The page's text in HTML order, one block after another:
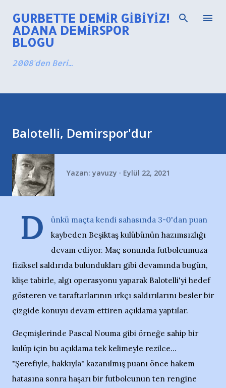
Ana içeriğe atla
GURBETTE DEMIR GIBIYIZ!
ADANA DEMIRSPOR
BLOGU
2008'den Beri...
Balotelli, Demirspor'dur
Yazan: yavuzy Eylül 22, 2021
D
ünkü maçta kendi sahasında 3-0'dan puan
kaybeden Beşiktaş kulübünün hazımsızlığı
devam ediyor. Maç sonunda futbolcumuza
fiziksel saldırıda bulundukları gibi devamında bugün,
klişe tabirle, algı operasyonu yaparak Balotelli'yi hedef
gösteren ve taraftarlarının ırkçı saldırılarını besler bir
çizgide konuyu devam ettiren açıklama yaptılar.
Geçmişlerinde Pascal Nouma gibi örneğe sahip bir
kulüp için bu açıklama tek kelimeyle rezilce...
"Şerefiyle, hakkıyla" kazanılmış puanı önce hakem
hatasına sonra haşarı bir futbolcunun ten rengine